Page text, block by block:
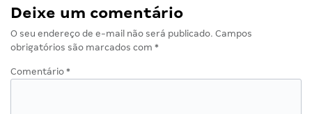
Deixe um comentário
O seu endereço de e-mail não será publicado. Campos
obrigatórios são marcados com *
Comentário *